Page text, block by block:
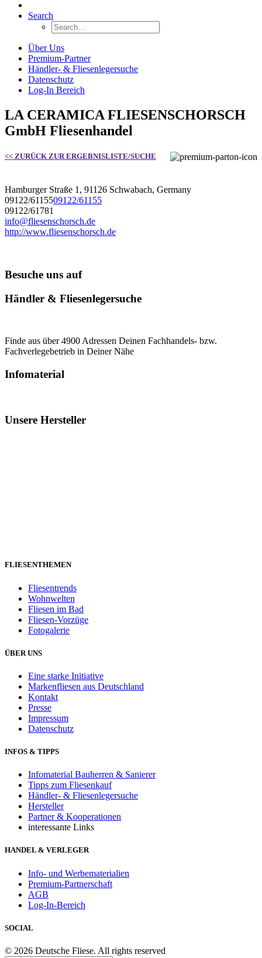
Search
Über Uns
Premium-Partner
Händler- & Fliesenlegersuche
Datenschutz
Log-In Bereich
LA CERAMICA FLIESENSCHORSCH
GmbH Fliesenhandel
<< ZURÜCK ZUR ERGEBNISLISTE/SUCHE
Hamburger Straße 1, 91126 Schwabach, Germany
09122/6115509122/61155
09122/61781
info@fliesenschorsch.de
http://www.fliesenschorsch.de
Besuche uns auf
Händler & Fliesenlegersuche
Finde aus über 4900 Adressen Deinen Fachhandels- bzw.
Fachverlegebetrieb in Deiner Nähe
Infomaterial
Unsere Hersteller
FLIESENTHEMEN
Fliesentrends
Wohnwelten
Fliesen im Bad
Fliesen-Vorzüge
Fotogalerie
ÜBER UNS
Eine starke Initiative
Markenfliesen aus Deutschland
Kontakt
Presse
Impressum
Datenschutz
INFOS & TIPPS
Infomaterial Bauherren & Sanierer
Tipps zum Fliesenkauf
Händler- & Fliesenlegersuche
Hersteller
Partner & Kooperationen
interessante Links
HANDEL & VERLEGER
Info- und Werbematerialien
Premium-Partnerschaft
AGB
Log-In-Bereich
SOCIAL
© 2026 Deutsche Fliese. All rights reserved